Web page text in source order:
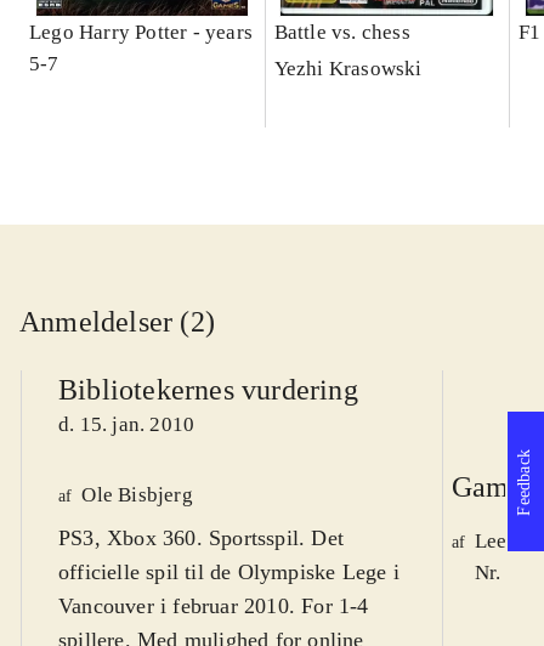
Lego Harry Potter - years
5-7
Battle vs. chess
Yezhi Krasowski
Anmeldelser (2)
Bibliotekernes vurdering
d. 15. jan. 2010
af Ole Bisbjerg
PS3, Xbox 360. Sportsspil. Det
officielle spil til de Olympiske Lege i
Vancouver i februar 2010. For 1-4
spillere. Med mulighed for online
Game
af Lee
Nr.
Feedback